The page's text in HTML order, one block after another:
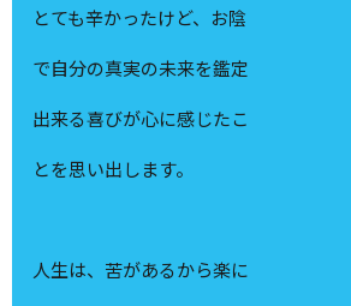
とても辛かったけど、お陰
で自分の真実の未来を鑑定
出来る喜びが心に感じたこ
とを思い出します。
人生は、苦があるから楽に